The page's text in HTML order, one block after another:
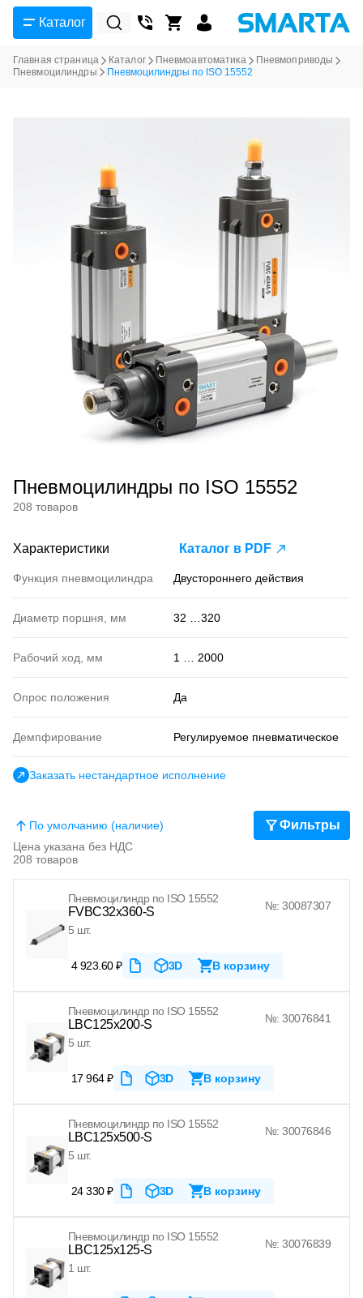
Каталог
Главная страница Каталог Пневмоавтоматика
Пневмоприводы
Пневмоцилиндры
Пневмоцилиндры по ISO 15552
Пневмоцилиндры по ISO 15552
208 товаров
Характеристики Каталог в PDF
Функция пневмоцилиндра Двустороннего действия
Диаметр поршня, мм 32 …320
Рабочий ход, мм 1 … 2000
Опрос положения Да
Демпфирование Регулируемое пневматическое
Заказать нестандартное исполнение
208 товаров
Цена указана без НДС
По умолчанию (наличие) Фильтры
Пневмоцилиндр по ISO 15552
FVBC32x360-S
№: 30087307
5 шт.
4 923.60 ₽ 3D В корзину
Пневмоцилиндр по ISO 15552
LBC125x200-S
№: 30076841
5 шт.
17 964 ₽ 3D В корзину
Пневмоцилиндр по ISO 15552
LBC125x500-S
№: 30076846
5 шт.
24 330 ₽ 3D В корзину
Пневмоцилиндр по ISO 15552
LBC125x125-S
№: 30076839
1 шт.